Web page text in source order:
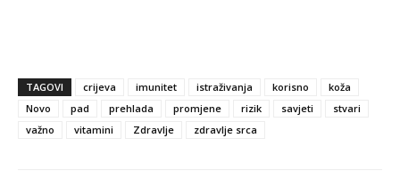
TAGOVI crijeva imunitet istraživanja korisno
koža
Novo
pad prehlada promjene rizik savjeti
stvari
važno
vitamini Zdravlje zdravlje srca